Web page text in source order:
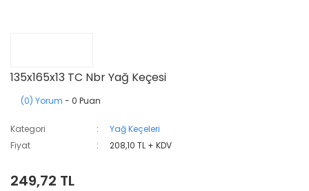
135x165x13 TC Nbr Yağ Keçesi
(0) Yorum - 0 Puan
Kategori
Yağ Keçeleri
Fiyat
208,10 TL + KDV
249,72 TL